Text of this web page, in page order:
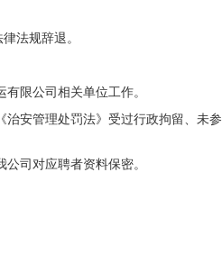
法规辞退。
限公司相关单位工作。
安管理处罚法》受过行政拘留、未参
司对应聘者资料保密。